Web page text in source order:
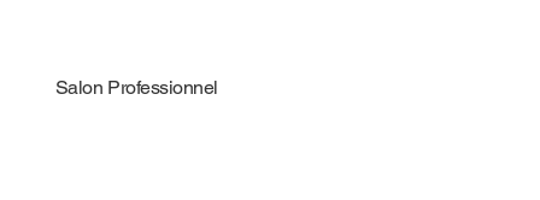
Salon Professionnel